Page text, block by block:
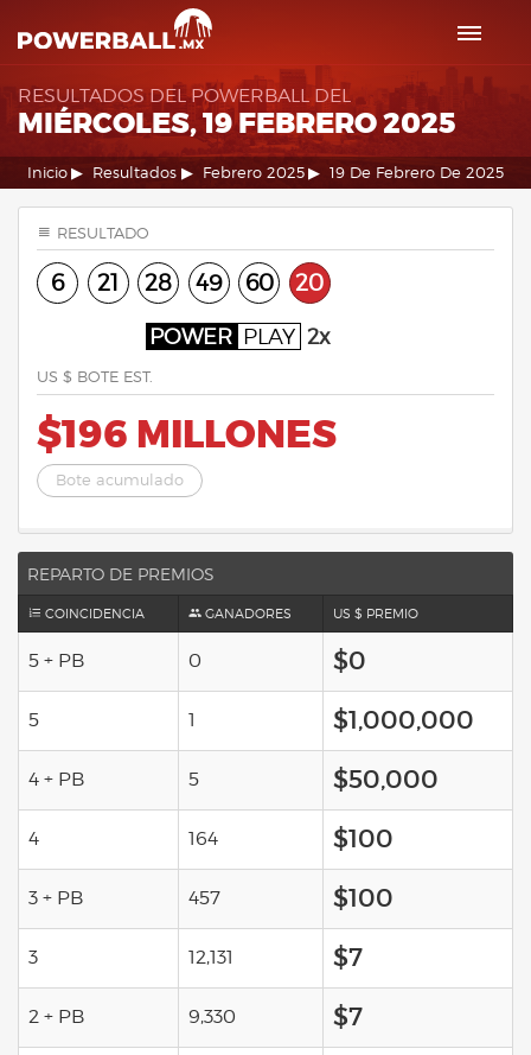
RESULTADOS DEL POWERBALL DEL
MIÉRCOLES, 19 FEBRERO 2025
Inicio Resultados Febrero 2025 19 De Febrero De 2025
RESULTADO
6 21 28 49 60 20
POWER PLAY 2x
US $ BOTE EST.
$196 MILLONES
Bote acumulado
REPARTO DE PREMIOS
COINCIDENCIA GANADORES US $ PREMIO
5 + PB 0 $0
5 1 $1,000,000
4 + PB 5 $50,000
4 164 $100
3 + PB 457 $100
3 12,131 $7
2 + PB 9,330 $7